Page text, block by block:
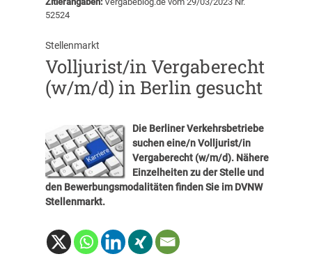
52524
Stellenmarkt
Volljurist/in Vergaberecht
(w/m/d) in Berlin gesucht
Die Berliner Verkehrsbetriebe
suchen eine/n Volljurist/in
Vergaberecht (w/m/d). Nähere
Einzelheiten zu der Stelle und
den Bewerbungsmodalitäten finden Sie im DVNW
Stellenmarkt.